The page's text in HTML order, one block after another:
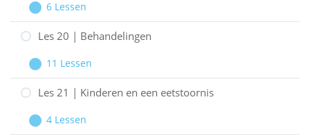
Privacy
gasten
Uitbreiden
Les
19
Over
eetstoornissen
6 Lessen
Les 20 | Behandelingen
Uitbreiden
Les
20
Behandelingen
11 Lessen
Les 21 | Kinderen en een eetstoornis
Uitbreiden
Les
4 Lessen